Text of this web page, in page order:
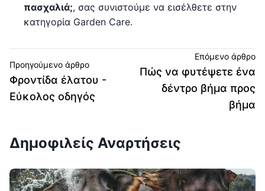
πασχαλιά;, σας συνιστούμε να εισέλθετε στην
κατηγορία Garden Care.
Προηγούμενο άρθρο
Φροντίδα έλατου -
Εύκολος οδηγός
Επόμενο άρθρο
Πώς να φυτέψετε ένα
δέντρο βήμα προς
βήμα
Δημοφιλείς Αναρτήσεις